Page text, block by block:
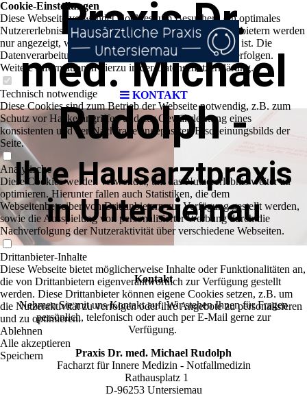
KONTAKT
Praxis Dr.
med. Michael
Rudolph -
Ihre Hausarztpraxis
in Untersiemau
Kontakt
Nehmen Sie mit uns Kontakt auf. Wir stehen Ihnen für Fragen
persönlich, telefonisch oder auch per E-Mail gerne zur
Verfügung.
Praxis Dr. med. Michael Rudolph
Facharzt für Innere Medizin - Notfallmedizin
Rathausplatz 1
D-96253 Untersiemau
Cookie-Einstellungen
Diese Webseite verwendet Cookies, um Besuchern ein optimales
Nutzererlebnis zu bieten. Bestimmte Inhalte von Drittanbietern werden
nur angezeigt, wenn die entsprechende Option aktiviert ist. Die
Datenverarbeitung kann dann auch in einem Drittland erfolgen.
Weitere Informationen hierzu in der Datenschutzerklärung.
Technisch notwendige
Diese Cookies sind zum Betrieb der Webseite notwendig, z.B. zum
Schutz vor Hackerangriffen und zur Gewährleistung eines
konsistenten und der Nachfrage angepassten Erscheinungsbilds der
Seite.
Analytische
Diese Cookies werden verwendet, um das Nutzererlebnis weiter zu
optimieren. Hierunter fallen auch Statistiken, die dem
Webseitenbetreiber von Drittanbietern zur Verfügung gestellt werden,
sowie die Ausspielung von personalisierter Werbung durch die
Nachverfolgung der Nutzeraktivität über verschiedene Webseiten.
Drittanbieter-Inhalte
Diese Webseite bietet möglicherweise Inhalte oder Funktionalitäten an,
die von Drittanbietern eigenverantwortlich zur Verfügung gestellt
werden. Diese Drittanbieter können eigene Cookies setzen, z.B. um
die Nutzeraktivität zu verfolgen oder ihre Angebote zu personalisieren
und zu optimieren.
Ablehnen
Alle akzeptieren
Speichern